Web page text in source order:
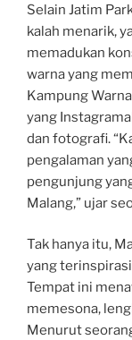
Selain Jatim
kalah menarik,
memadukan
warna yang
Kampung
yang
dan fotografi.
pengalaman
pengunjung
Malang,” ujar
Tak hanya itu,
yang
Tempat ini
memesona,
Menurut